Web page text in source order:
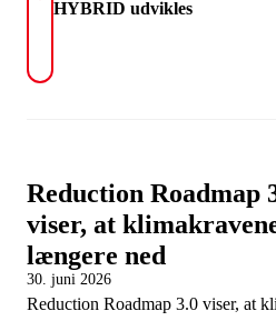
HYBRID udvikles
Reduction Roadmap
viser, at
længere ned
30. juni 2026
Reduction Roadmap 3.0 viser, at